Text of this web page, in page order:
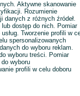
Wyślij wiadomość
Aktywne skanowanie
Rozumienie
danych z różnych źródeł.
dostęp do nich. Pomiar
Tworzenie profili w
spersonalizowanych
do wyboru reklam.
wyboru treści. Pomiar
wyboru
profili w celu doboru